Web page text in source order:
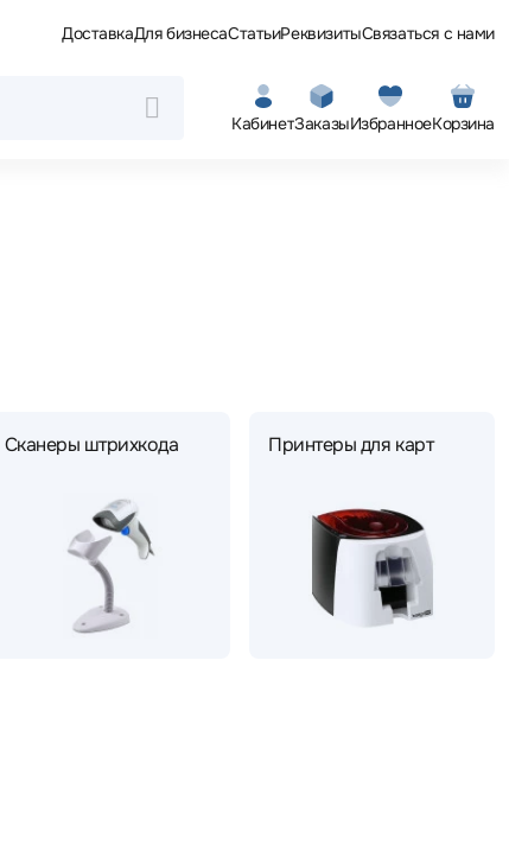
ДоставкаДля бизнесаСтатьиРеквизитыСвязаться с нами
КабинетЗаказыИзбранноеКорзина
Сканеры штрихкода Принтеры для карт